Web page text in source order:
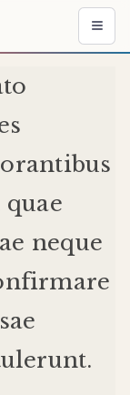
quae
neque
.